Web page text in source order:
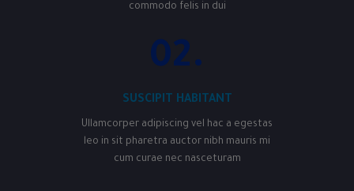
commodo felis in dui
02.
SUSCIPIT HABITANT
Ullamcorper adipiscing vel hac a egestas
leo in sit pharetra auctor nibh mauris mi
cum curae nec nasceturam